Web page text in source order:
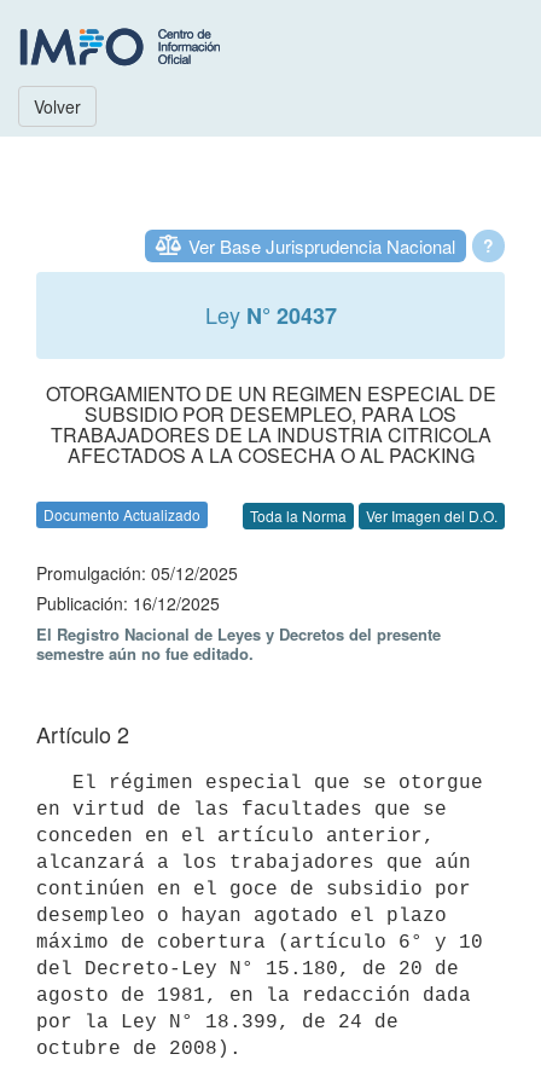
Volver
?
Ver Base Jurisprudencia Nacional
Ley N° 20437
OTORGAMIENTO DE UN REGIMEN ESPECIAL DE
SUBSIDIO POR DESEMPLEO, PARA LOS
TRABAJADORES DE LA INDUSTRIA CITRICOLA
AFECTADOS A LA COSECHA O AL PACKING
Documento Actualizado Toda la Norma Ver Imagen del D.O.
Promulgación: 05/12/2025
Publicación: 16/12/2025
El Registro Nacional de Leyes y Decretos del presente
semestre aún no fue editado.
Artículo 2
en virtud de las facultades que se
conceden en el artículo anterior,
alcanzará a los trabajadores que aún
continúen en el goce de subsidio por
desempleo o hayan agotado el plazo
máximo de cobertura (artículo 6° y 10
del Decreto-Ley N° 15.180, de 20 de
agosto de 1981, en la redacción dada
por la Ley N° 18.399, de 24 de
octubre de 2008).